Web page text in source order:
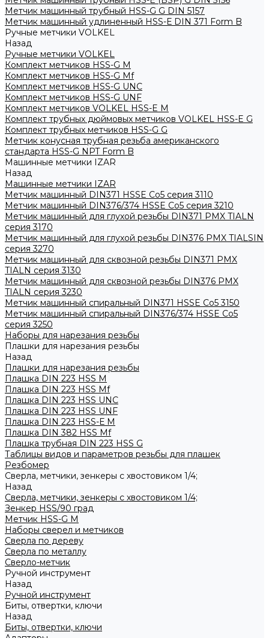
Метчик машинный трубный HSS-G G DIN 5157
Метчик машинный удлиненный HSS-Е DIN 371 Form B
Ручные метчики VOLKEL
Назад
Ручные метчики VOLKEL
Комплект метчиков HSS-G M
Комплект метчиков HSS-G Mf
Комплект метчиков HSS-G UNC
Комплект метчиков HSS-G UNF
Комплект метчиков VOLKEL HSS-E M
Комплект трубных дюймовых метчиков VOLKEL HSS-E G
Комплект трубных метчиков HSS-G G
Метчик конусная трубная резьба американского
стандарта HSS-G NPT Form B
Машинные метчики IZAR
Назад
Машинные метчики IZAR
Метчик машинный DIN371 HSSE Co5 серия 3110
Метчик машинный DIN376/374 HSSE Co5 серия 3210
Метчик машинный для глухой резьбы DIN371 PMX TIALN
серия 3170
Метчик машинный для глухой резьбы DIN376 PMX TIALSIN
серия 3270
Метчик машинный для сквозной резьбы DIN371 PMX
TIALN серия 3130
Метчик машинный для сквозной резьбы DIN376 PMX
TIALN серия 3230
Метчик машинный спиральный DIN371 HSSE Co5 3150
Метчик машинный спиральный DIN376/374 HSSE Co5
серия 3250
Наборы для нарезания резьбы
Плашки для нарезания резьбы
Назад
Плашки для нарезания резьбы
Плашка DIN 223 HSS M
Плашка DIN 223 HSS Mf
Плашка DIN 223 HSS UNC
Плашка DIN 223 HSS UNF
Плашка DIN 223 HSS-Е M
Плашка DIN 382 HSS Mf
Плашка трубная DIN 223 HSS G
Таблицы видов и параметров резьбы для плашек
Резбомер
Сверла, метчики, зенкеры с хвостовиком 1/4;
Назад
Сверла, метчики, зенкеры с хвостовиком 1/4;
Зенкер HSS/90 град
Метчик HSS-G М
Наборы сверел и метчиков
Сверла по дереву
Сверла по металлу
Сверло-метчик
Ручной инструмент
Назад
Ручной инструмент
Биты, отвертки, ключи
Назад
Биты, отвертки, ключи